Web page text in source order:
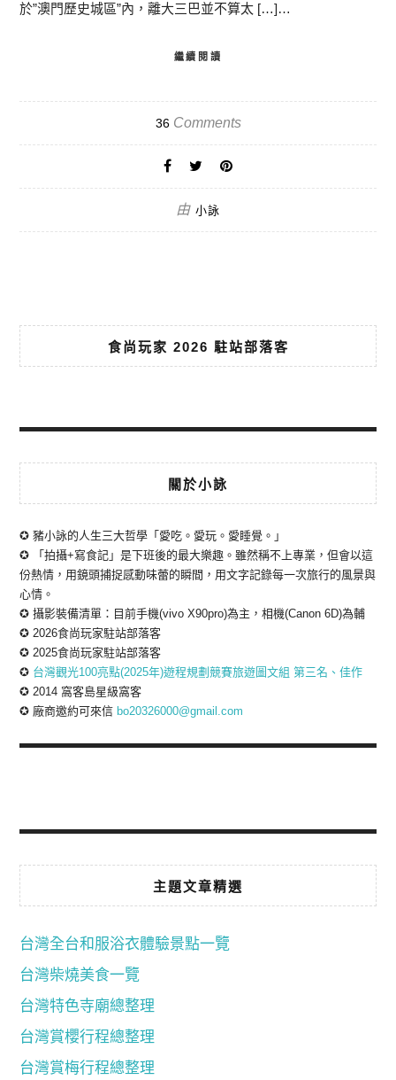
於”澳門歷史城區”內，離大三巴並不算太 […]…
繼續閱讀
36Comments
由 小詠
食尚玩家 2026 駐站部落客
關於小詠
✪ 豬小詠的人生三大哲學「愛吃。愛玩。愛睡覺。」
✪ 「拍攝+寫食記」是下班後的最大樂趣。雖然稱不上專業，但會以這
份熱情，用鏡頭捕捉感動味蕾的瞬間，用文字記錄每一次旅行的風景與
心情。
✪ 攝影裝備清單：目前手機(vivo X90pro)為主，相機(Canon 6D)為輔
✪ 2026食尚玩家駐站部落客
✪ 2025食尚玩家駐站部落客
✪ 台灣觀光100亮點(2025年)遊程規劃競賽旅遊圖文組 第三名、佳作
✪ 2014 窩客島星級窩客
✪ 廠商邀約可來信 bo20326000@gmail.com
主題文章精選
台灣全台和服浴衣體驗景點一覽
台灣柴燒美食一覽
台灣特色寺廟總整理
台灣賞櫻行程總整理
台灣賞梅行程總整理